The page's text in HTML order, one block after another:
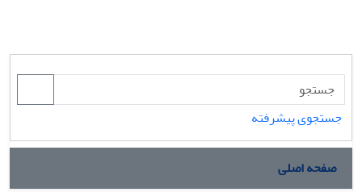
جستجوی پیشرفته
صفحه اصلی